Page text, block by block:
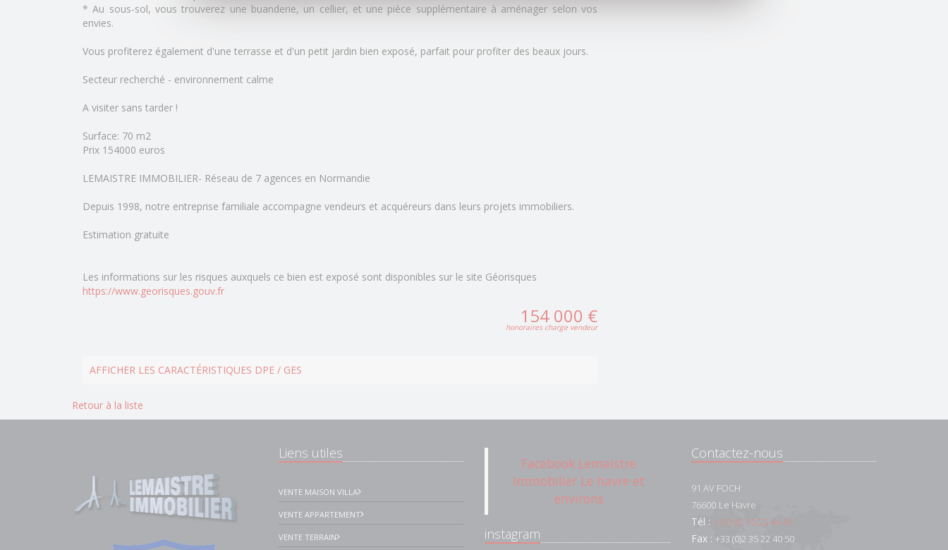
* Au sous-sol, vous trouverez une buanderie, un cellier, et une pièce supplémentaire à aménager selon vos
envies.
Vous profiterez également d'une terrasse et d'un petit jardin bien exposé, parfait pour profiter des beaux jours.
Secteur recherché - environnement calme
A visiter sans tarder !
Surface: 70 m2
Prix 154000 euros
LEMAISTRE IMMOBILIER- Réseau de 7 agences en Normandie
Depuis 1998, notre entreprise familiale accompagne vendeurs et acquéreurs dans leurs projets immobiliers.
Estimation gratuite
Les informations sur les risques auxquels ce bien est exposé sont disponibles sur le site Géorisques
https://www.georisques.gouv.fr
154 000 €
honoraires charge vendeur
AFFICHER LES CARACTÉRISTIQUES DPE / GES
Retour à la liste
Liens utiles
VENTE MAISON VILLA
VENTE APPARTEMENT
VENTE TERRAIN
Facebook Lemaistre
Immobilier Le havre et
environs
instagram
Contactez-nous
91 AV FOCH
76600 Le Havre
Tél : +33 (0)2 35 22 44 44
Fax : +33 (0)2 35 22 40 50